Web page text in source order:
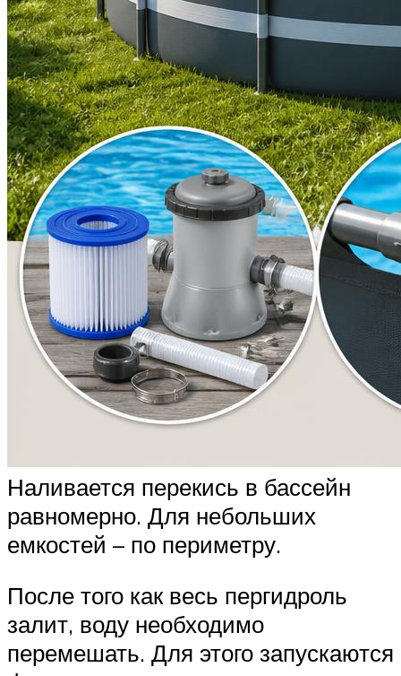
Наливается перекись в бассейн
равномерно. Для небольших
емкостей – по периметру.
После того как весь пергидроль
залит, воду необходимо
перемешать. Для этого запускаются